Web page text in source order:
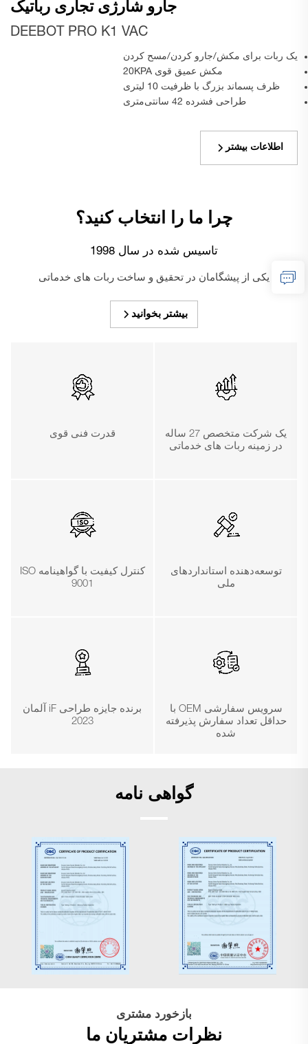
جارو شارژی تجاری رباتیک
DEEBOT PRO K1 VAC
یک ربات برای مکش/جارو کردن/مسح کردن
مکش عمیق قوی 20KPA
ظرف پسماند بزرگ با ظرفیت 10 لیتری
طراحی فشرده 42 سانتی‌متری
اطلاعات بیشتر
چرا ما را انتخاب کنید؟
تاسیس شده در سال 1998
یکی از پیشگامان در تحقیق و ساخت ربات های خدماتی
بیشتر بخوانید
یک شرکت متخصص 27 ساله
در زمینه ربات های خدماتی
قدرت فنی قوی
توسعه‌دهنده استانداردهای
ملی
کنترل کیفیت با گواهینامه ISO
9001
سرویس سفارشی OEM با
حداقل تعداد سفارش پذیرفته
شده
برنده جایزه طراحی iF آلمان
2023
گواهی نامه
بازخورد مشتری
نظرات مشتریان ما